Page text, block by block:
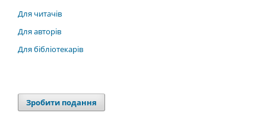
Для читачів
Для авторів
Для бібліотекарів
Зробити подання